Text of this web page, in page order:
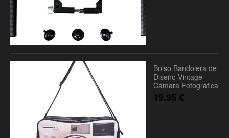
Bolso Bandolera de
Diseño Vintage
Cámara Fotográfica
19.95 €